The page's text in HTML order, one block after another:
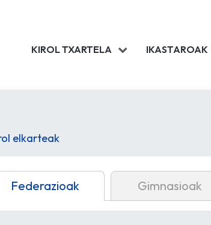
KIROL TXARTELA IKASTAROAK
elkarteak
Federazioak Gimnasioak